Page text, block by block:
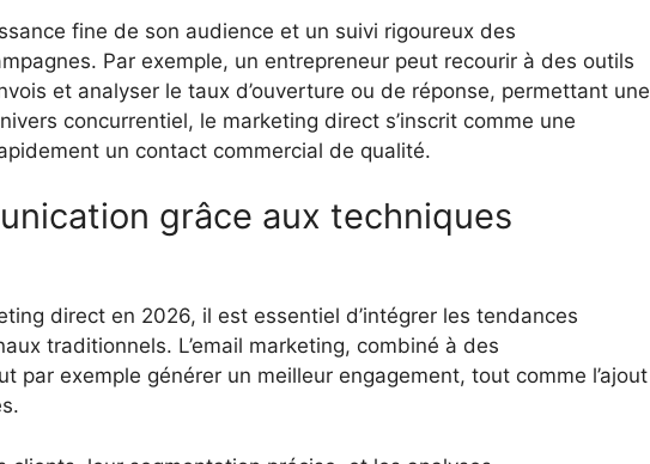
fine de son audience et un suivi rigoureux des
Par exemple, un entrepreneur peut recourir à des outils
et analyser le taux d’ouverture ou de réponse, permettant une
concurrentiel, le marketing direct s’inscrit comme une
un contact commercial de qualité.
grâce aux techniques
direct en 2026, il est essentiel d’intégrer les tendances
traditionnels. L’email marketing, combiné à des
par exemple générer un meilleur engagement, tout comme l’ajout